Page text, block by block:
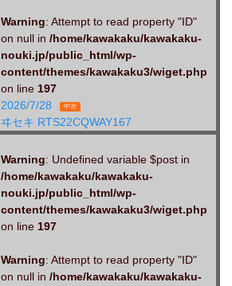
Warning: Attempt to read property "ID"
on null in /home/kawakaku/kawakaku-
nouki.jp/public_html/wp-
content/themes/kawakaku3/wiget.php
on line 197
2026/7/28
中古
ヰセキ RTS22CQWAY167
Warning: Undefined variable $post in
/home/kawakaku/kawakaku-
nouki.jp/public_html/wp-
content/themes/kawakaku3/wiget.php
on line 197
Warning: Attempt to read property "ID"
on null in /home/kawakaku/kawakaku-